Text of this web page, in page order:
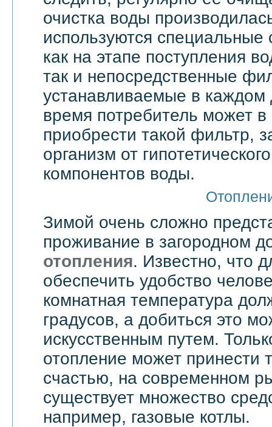
очистка воды
используются
как на этапе поступления
так и непосредственные
устанавливаемые в
время потребитель может
приобрести такой фильтр,
организм от
компонентов воды.
Зимой очень сложно
проживание в загородном
отопления. Известно, что
обеспечить удобство
комнатная температура
градусов, а добиться это
искусственным путем.
отопление может
счастью, на современном
существует множество
например, газовые котлы.